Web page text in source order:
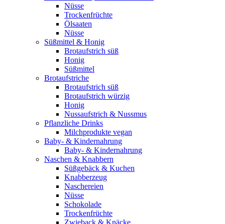
Nüsse
Trockenfrüchte
Ölsaaten
Nüsse
Süßmittel & Honig
Brotaufstrich süß
Honig
Süßmittel
Brotaufstriche
Brotaufstrich süß
Brotaufstrich würzig
Honig
Nussaufstrich & Nussmus
Pflanzliche Drinks
Milchprodukte vegan
Baby- & Kindernahrung
Baby- & Kindernahrung
Naschen & Knabbern
Süßgebäck & Kuchen
Knabberzeug
Naschereien
Nüsse
Schokolade
Trockenfrüchte
Zwieback & Knäcke